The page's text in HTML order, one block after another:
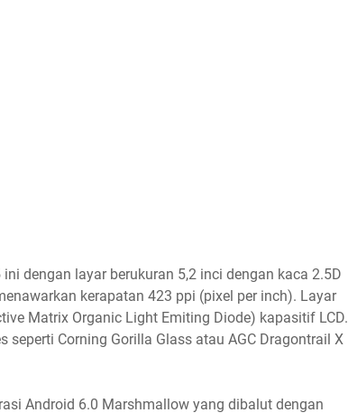
dengan layar berukuran 5,2 inci dengan kaca 2.5D
kerapatan 423 ppi (pixel per inch). Layar
Matrix Organic Light Emiting Diode) kapasitif LCD.
Corning Gorilla Glass atau AGC Dragontrail X
Android 6.0 Marshmallow yang dibalut dengan